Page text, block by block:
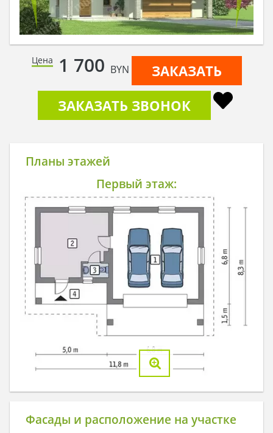
Цена 1 700 BYN
ЗАКАЗАТЬ
ЗАКАЗАТЬ ЗВОНОК
Планы этажей
Первый этаж:
Фасады и расположение на участке